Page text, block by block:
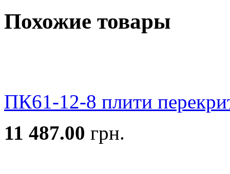
Похожие товары
ПК61-12-8 плити
11 487.00 грн.